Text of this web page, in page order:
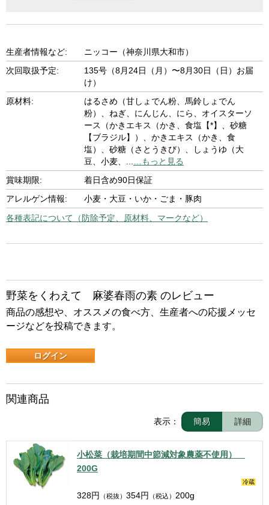
生産者情報など:
ニッコー（神奈川県大和市）
次回取扱予定:
135号（8月24日（月）〜8月30日（日）お届
け）
原材料:
はるさめ（甘しょでん粉、馬鈴しょでん
粉）、ねぎ、にんじん、にら、オイスターソ
ース（かきエキス（かき、食塩【*】、砂糖
【ブラジル】）、かきエキス（かき、食
塩）、砂糖（さとうきび）、しょうゆ（大
豆、小麦、
…もっと見る
賞味期限:
着日含め90日保証
アレルゲン情報:
小麦・大豆・いか・ごま・豚肉
各種表記について（防除予定、原材料、マークなど）
野菜をくわえて 麻婆春雨の素 のレビュー
商品の感想や、オススメの食べ方、生産者への応援メッセ
ージなどを投稿できます。
ログイン
関連商品
表示： 簡易 詳細
小松菜（栽培期間中節減対象農薬不使用）
200G
冷蔵
328円 （税抜） 354円 （税込） 200g